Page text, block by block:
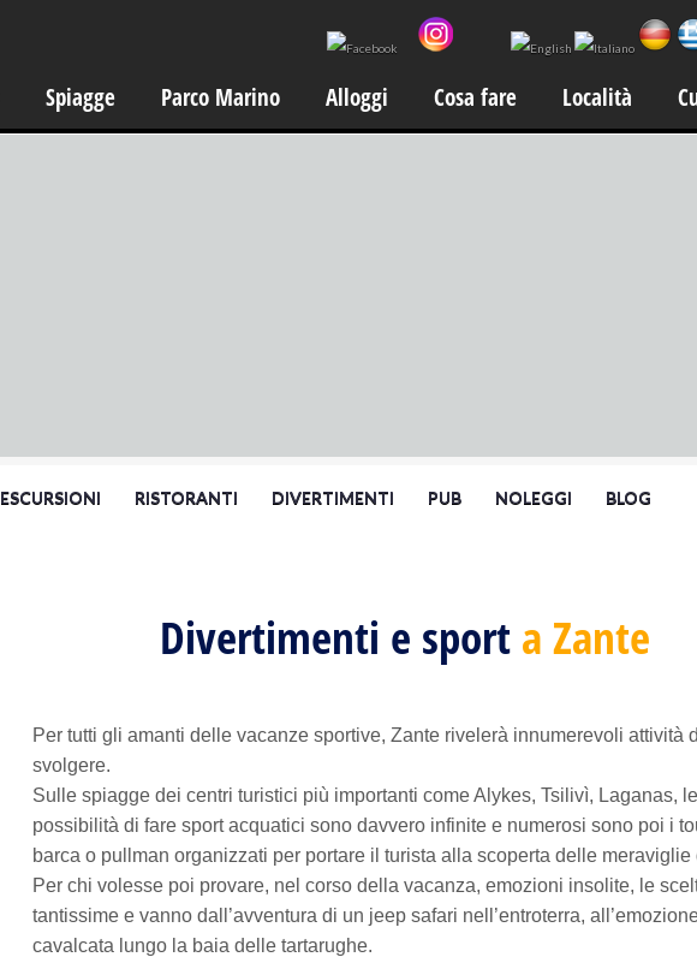
Spiagge Parco Marino Alloggi Cosa fare Località
ESCURSIONI RISTORANTI DIVERTIMENTI PUB NOLEGGI BLOG
Divertimenti e sporta Zante
Per tutti gli amanti delle vacanze sportive, Zante rivelerà innumerevoli attività
svolgere.
Sulle spiagge dei centri turistici più importanti come Alykes, Tsilivì, Laganas, le
possibilità di fare sport acquatici sono davvero infinite e numerosi sono poi i
barca o pullman organizzati per portare il turista alla scoperta delle meraviglie
Per chi volesse poi provare, nel corso della vacanza, emozioni insolite, le
tantissime e vanno dall’avventura di un jeep safari nell’entroterra,
cavalcata lungo la baia delle tartarughe.